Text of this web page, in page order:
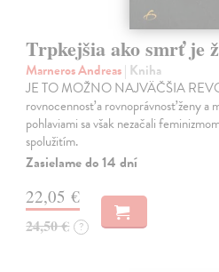
Trpkejšia ako smrť je
Marneros Andreas| Kniha
JE TO MOŽNO NAJVÄČŠIA
rovnocennosť a rovnoprávnosť ženy a
pohlaviami sa však nezačali
spolužitím.
Zasielame do 14 dní
22,05 €
24,50 € ?